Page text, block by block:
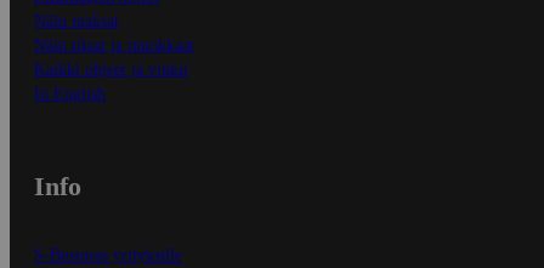
Näin maksat
Näin tilaat ja muokkaat
Kaikki ohjeet ja vinkit
In English
Info
S-Business yrityksille